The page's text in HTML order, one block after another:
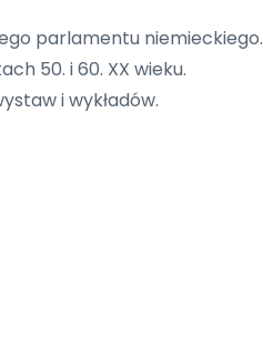
parlamentu niemieckiego.
50. i 60. XX wieku.
i wykładów.